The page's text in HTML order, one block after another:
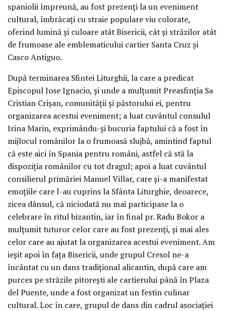
spaniolii împreună, au fost prezenți la un eveniment
cultural, îmbrăcați cu straie populare viu colorate,
oferind lumină și culoare atât Bisericii, cât și străzilor atât
de frumoase ale emblematicului cartier Santa Cruz și
Casco Antiguo.
După terminarea Sfintei Liturghii, la care a predicat
Episcopul Jose Ignacio, și unde a mulțumit Preasfinția Sa
Cristian Crișan, comunității și păstorului ei, pentru
organizarea acestui eveniment; a luat cuvântul consulul
Irina Marin, exprimându-și bucuria faptului că a fost în
mijlocul românilor la o frumoasă slujbă, amintind faptul
că este aici în Spania pentru români, astfel că stă la
dispoziția românilor cu tot dragul; apoi a luat cuvântul
consilierul primăriei Manuel Villar, care și-a manifestat
emoțiile care l-au cuprins la Sfânta Liturghie, deoarece,
zicea dânsul, că niciodată nu mai participase la o
celebrare în ritul bizantin, iar în final pr. Radu Bokor a
mulțumit tuturor celor care au fost prezenți, și mai ales
celor care au ajutat la organizarea acestui eveniment. Am
ieșit apoi în fața Bisericii, unde grupul Cresol ne-a
încântat cu un dans tradițional alicantin, după care am
purces pe străzile pitorești ale cartierului până în Plaza
del Puente, unde a fost organizat un festin culinar
cultural. Loc în care, grupul de dans din cadrul asociației